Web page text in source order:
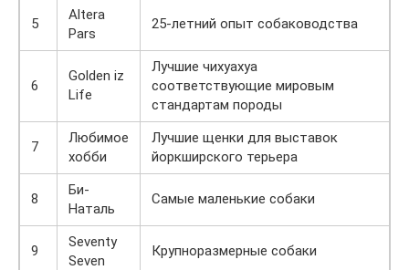
5
Altera
Pars
25-летний опыт собаководства
6
Golden iz
Life
Лучшие чихуахуа
соответствующие мировым
стандартам породы
7
Любимое
хобби
Лучшие щенки для выставок
йоркширского терьера
8
Би-
Наталь
Самые маленькие собаки
9
Seventy
Seven
Крупноразмерные собаки